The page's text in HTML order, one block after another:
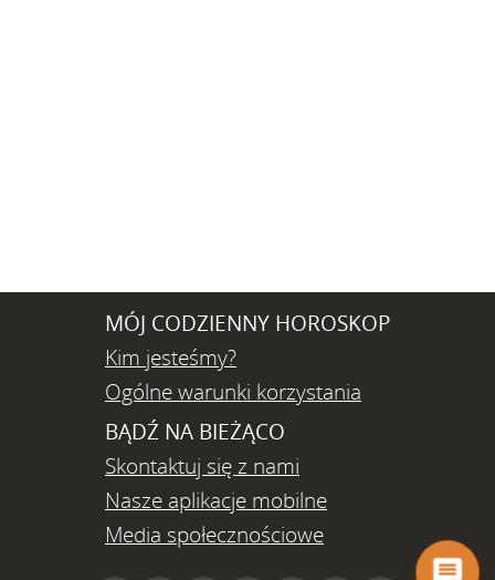
MÓJ CODZIENNY HOROSKOP
Kim jesteśmy?
Ogólne warunki korzystania
BĄDŹ NA BIEŻĄCO
Skontaktuj się z nami
Nasze aplikacje mobilne
Media społecznościowe